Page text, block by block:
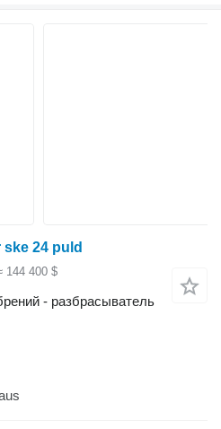
24 puld
144 400 $
- разбрасыватель